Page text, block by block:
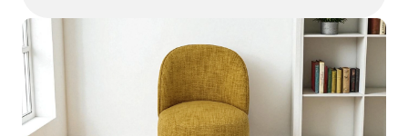
komfort. Perfekt til socialt samvær eller afslapning, den
to-sæders konfiguration optimerer pladsen i områder
med høj trafik. Robust indramning og holdbare
materialer sikrer langvarig brug, der blander moderne
elegance med hyggelig funktionalitet for at skabe et
indbydende fokuspunkt, der forbedrer dit hotels
atmosfære.